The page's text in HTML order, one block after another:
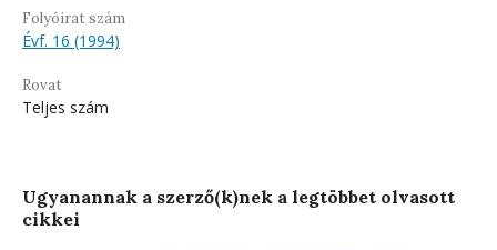
Folyóirat szám
Évf. 16 (1994)
Rovat
Teljes szám
Ugyanannak a szerző(k)nek a legtöbbet olvasott
cikkei